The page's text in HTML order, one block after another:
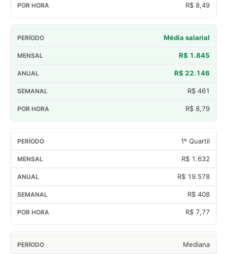
R$ 8,49
Média salarial
R$ 1.845
R$ 22.146
R$ 461
R$ 8,79
1º Quartil
R$ 1.632
R$ 19.578
R$ 408
R$ 7,77
Mediana